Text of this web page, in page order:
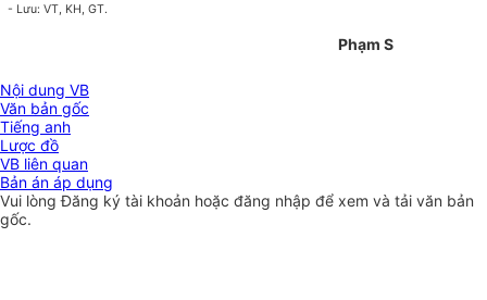
- Lưu: VT, KH, GT.
Phạm S
Nội dung VB
Văn bản gốc
Tiếng anh
Lược đồ
VB liên quan
Bản án áp dụng
Vui lòngĐăng ký tài khoản hoặc đăng nhập để xem và tải văn bản
gốc.